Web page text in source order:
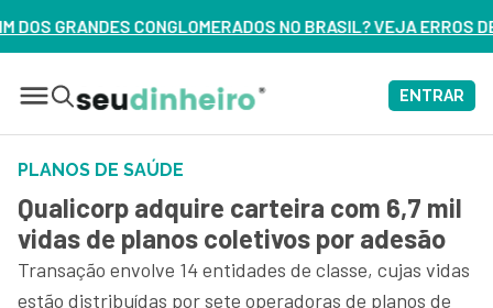
NO BRASIL? VEJA ERROS DE 3 DELES – ASSISTA
ENTRAR
PLANOS DE SAÚDE
Qualicorp adquire carteira com 6,7 mil
vidas de planos coletivos por adesão
Transação envolve 14 entidades de classe, cujas vidas
estão distribuídas por sete operadoras de planos de